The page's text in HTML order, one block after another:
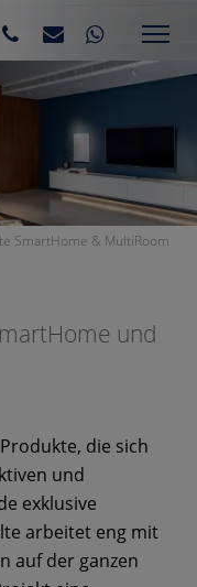
SmartHome & MultiRoom
und
die sich
und
exklusive
arbeitet eng mit
auf der ganzen